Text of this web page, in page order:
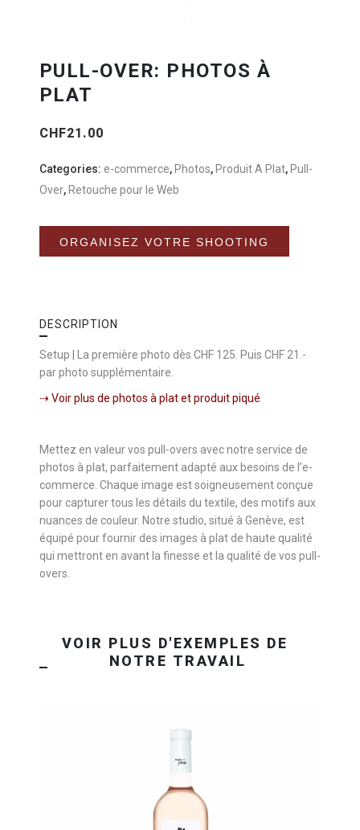
PULL-OVER: PHOTOS À
PLAT
CHF21.00
Categories: e-commerce, Photos, Produit A Plat, Pull-
Over, Retouche pour le Web
ORGANISEZ VOTRE SHOOTING
DESCRIPTION
Setup | La première photo dès CHF 125. Puis CHF 21.-
par photo supplémentaire.
⇢ Voir plus de photos à plat et produit piqué
Mettez en valeur vos pull-overs avec notre service de
photos à plat, parfaitement adapté aux besoins de l’e-
commerce. Chaque image est soigneusement conçue
pour capturer tous les détails du textile, des motifs aux
nuances de couleur. Notre studio, situé à Genève, est
équipé pour fournir des images à plat de haute qualité
qui mettront en avant la finesse et la qualité de vos pull-
overs.